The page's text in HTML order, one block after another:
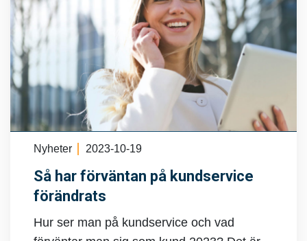
Nyheter 2023-10-19
Så har förväntan på kundservice
förändrats
Hur ser man på kundservice och vad